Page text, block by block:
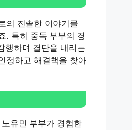
의 진솔한 이야기를
. 특히 중독 부부의 경
행하며 결단을 내리는
정하고 해결책을 찾아
유민 부부가 경험한